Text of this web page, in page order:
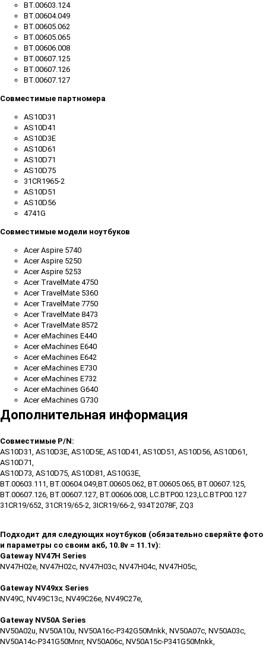
BT.00603.124
BT.00604.049
BT.00605.062
BT.00605.065
BT.00606.008
BT.00607.125
BT.00607.126
BT.00607.127
Совместимые партномера
AS10D31
AS10D41
AS10D3E
AS10D61
AS10D71
AS10D75
31CR1965-2
AS10D51
AS10D56
4741G
Совместимые модели ноутбуков
Acer Aspire 5740
Acer Aspire 5250
Acer Aspire 5253
Acer TravelMate 4750
Acer TravelMate 5360
Acer TravelMate 7750
Acer TravelMate 8473
Acer TravelMate 8572
Acer eMachines E440
Acer eMachines E640
Acer eMachines E642
Acer eMachines E730
Acer eMachines E732
Acer eMachines G640
Acer eMachines G730
Дополнительная информация
Совместимые P/N:
AS10D31, AS10D3E, AS10D5E, AS10D41, AS10D51, AS10D56, AS10D61,
AS10D71,
AS10D73, AS10D75, AS10D81, AS10G3E,
BT.00603.111, BT.00604.049,BT.00605.062, BT.00605.065, BT.00607.125,
BT.00607.126, BT.00607.127, BT.00606.008, LC.BTP00.123,LC.BTP00.127
31CR19/652, 31CR19/65-2, 3ICR19/66-2, 934T2078F, ZQ3
Подходит для следующих ноутбуков (обязательно сверяйте фото
и параметры со своим акб, 10.8v = 11.1v):
Gateway NV47H Series
NV47H02e, NV47H02c, NV47H03c, NV47H04c, NV47H05c,
Gateway NV49xx Series
NV49C, NV49C13c, NV49C26e, NV49C27e,
Gateway NV50A Series
NV50A02u, NV50A10u, NV50A16c-P342G50Mnkk, NV50A07c, NV50A03c,
NV50A14c-P341G50Mnrr, NV50A06c, NV50A15c-P341G50Mnkk,